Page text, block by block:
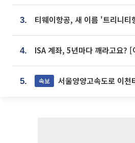
3.
4. ISA 계좌, 5년마다 깨라고요? [
5. 속보 서울양양고속도로 이천